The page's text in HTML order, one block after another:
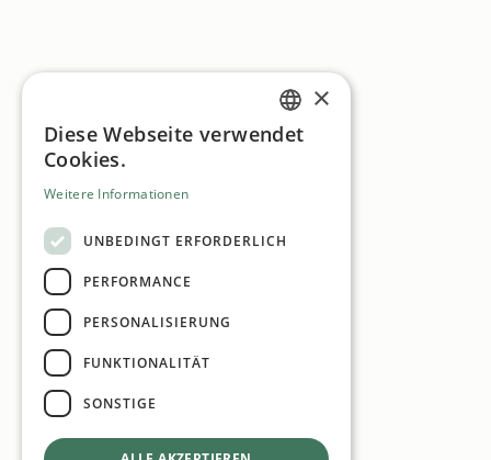
GERMAN
×
Diese Webseite verwendet
Cookies.
Weitere Informationen
UNBEDINGT ERFORDERLICH
PERFORMANCE
PERSONALISIERUNG
FUNKTIONALITÄT
SONSTIGE